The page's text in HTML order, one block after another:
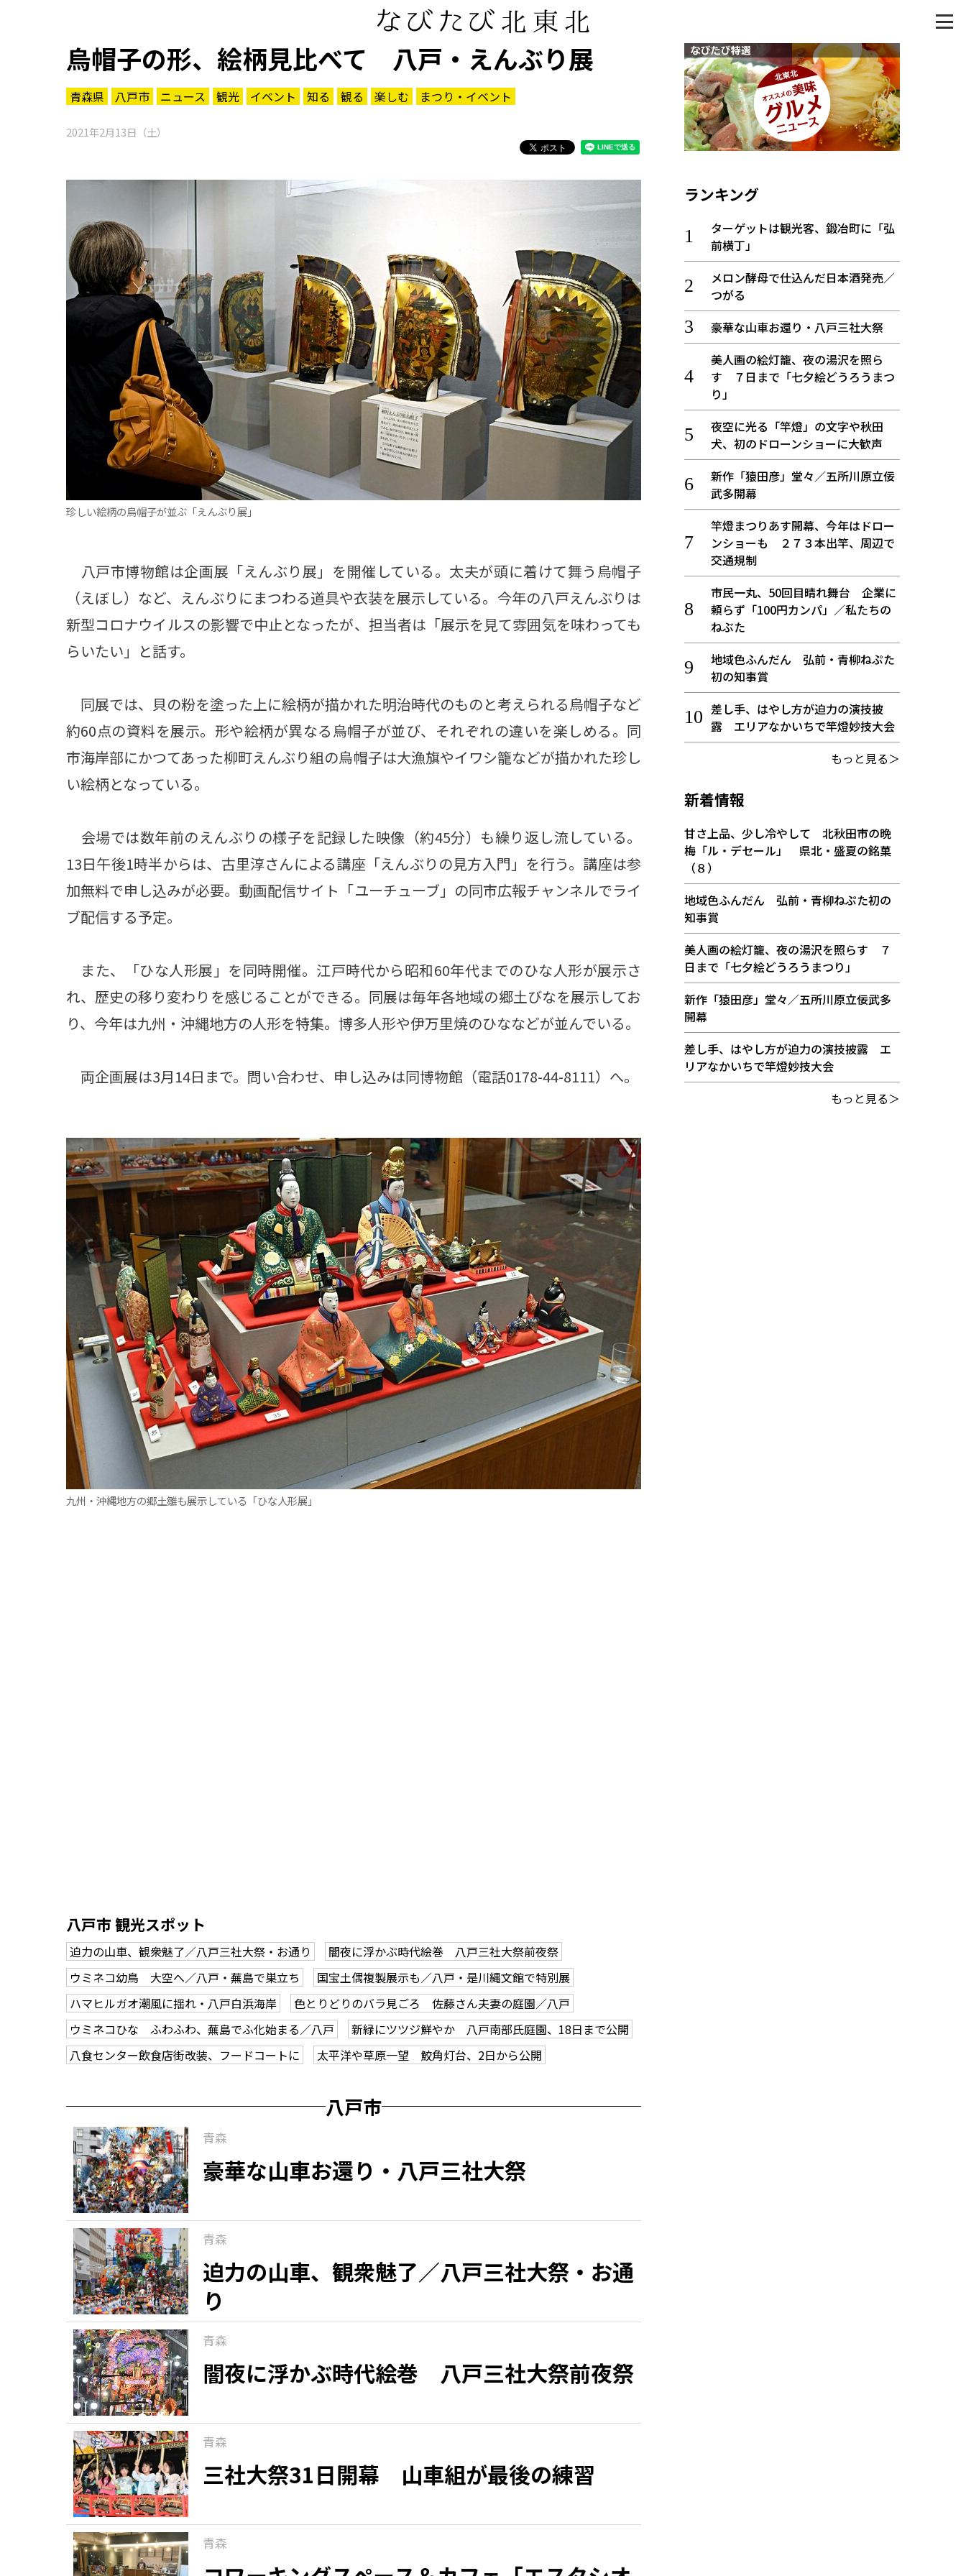
烏帽子の形、絵柄見比べて 八戸・えんぶり展
青森県 八戸市 ニュース 観光 イベント 知る 観る 楽しむ まつり・イベント
2021年2月13日（土）
珍しい絵柄の烏帽子が並ぶ「えんぶり展」
八戸市博物館は企画展「えんぶり展」を開催している。太夫が頭に着けて舞う烏帽子
（えぼし）など、えんぶりにまつわる道具や衣装を展示している。今年の八戸えんぶりは
新型コロナウイルスの影響で中止となったが、担当者は「展示を見て雰囲気を味わっても
らいたい」と話す。
同展では、貝の粉を塗った上に絵柄が描かれた明治時代のものと考えられる烏帽子など
約60点の資料を展示。形や絵柄が異なる烏帽子が並び、それぞれの違いを楽しめる。同
市海岸部にかつてあった柳町えんぶり組の烏帽子は大漁旗やイワシ籠などが描かれた珍し
い絵柄となっている。
会場では数年前のえんぶりの様子を記録した映像（約45分）も繰り返し流している。
13日午後1時半からは、古里淳さんによる講座「えんぶりの見方入門」を行う。講座は参
加無料で申し込みが必要。動画配信サイト「ユーチューブ」の同市広報チャンネルでライ
ブ配信する予定。
また、「ひな人形展」を同時開催。江戸時代から昭和60年代までのひな人形が展示さ
れ、歴史の移り変わりを感じることができる。同展は毎年各地域の郷土びなを展示してお
り、今年は九州・沖縄地方の人形を特集。博多人形や伊万里焼のひななどが並んでいる。
両企画展は3月14日まで。問い合わせ、申し込みは同博物館（電話0178-44-8111）へ。
九州・沖縄地方の郷土雛も展示している「ひな人形展」
八戸市 観光スポット
迫力の山車、観衆魅了／八戸三社大祭・お通り
闇夜に浮かぶ時代絵巻 八戸三社大祭前夜祭
ウミネコ幼鳥 大空へ／八戸・蕪島で巣立ち
国宝土偶複製展示も／八戸・是川縄文館で特別展
ハマヒルガオ潮風に揺れ・八戸白浜海岸
色とりどりのバラ見ごろ 佐藤さん夫妻の庭園／八戸
ウミネコひな ふわふわ、蕪島でふ化始まる／八戸
新緑にツツジ鮮やか 八戸南部氏庭園、18日まで公開
八食センター飲食店街改装、フードコートに
太平洋や草原一望 鮫角灯台、2日から公開
八戸市
青森
豪華な山車お還り・八戸三社大祭
青森
迫力の山車、観衆魅了／八戸三社大祭・お通
り
青森
闇夜に浮かぶ時代絵巻 八戸三社大祭前夜祭
青森
三社大祭31日開幕 山車組が最後の練習
青森
ランキング
ターゲットは観光客、鍛冶町に「弘
前横丁」
メロン酵母で仕込んだ日本酒発売／
つがる
豪華な山車お還り・八戸三社大祭
美人画の絵灯籠、夜の湯沢を照ら
す ７日まで「七夕絵どうろうまつ
り」
夜空に光る「竿燈」の文字や秋田
犬、初のドローンショーに大歓声
新作「猿田彦」堂々／五所川原立佞
武多開幕
竿燈まつりあす開幕、今年はドロー
ンショーも ２７３本出竿、周辺で
交通規制
市民一丸、50回目晴れ舞台 企業に
頼らず「100円カンパ」／私たちの
ねぶた
地域色ふんだん 弘前・青柳ねぷた
初の知事賞
差し手、はやし方が迫力の演技披
露 エリアなかいちで竿燈妙技大会
もっと見る＞
新着情報
甘さ上品、少し冷やして 北秋田市の晩
梅「ル・デセール」 県北・盛夏の銘菓
（８）
地域色ふんだん 弘前・青柳ねぷた初の
知事賞
美人画の絵灯籠、夜の湯沢を照らす ７
日まで「七夕絵どうろうまつり」
新作「猿田彦」堂々／五所川原立佞武多
開幕
差し手、はやし方が迫力の演技披露 エ
リアなかいちで竿燈妙技大会
もっと見る＞
パワースポット
アウトドア・レジャー